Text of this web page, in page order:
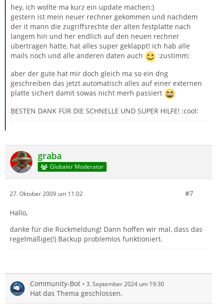
hey, ich wollte ma kurz ein update machen:)
gestern ist mein neuer rechner gekommen und nachdem
der it mann die zugriffsrechte der alten festplatte nach
langem hin und her endlich auf den neuen rechner
übertragen hatte, hat alles super geklappt! ich hab alle
mails noch und alle anderen daten auch
:zustimm:
aber der gute hat mir doch gleich ma so ein dng
geschreiben das jetzt automatisch alles auf einer externen
platte sichert damit sowas nicht merh passiert
BESTEN DANK FÜR DIE SCHNELLE UND SUPER HILFE! :cool:
graba
Globaler Moderator
27. Oktober 2009 um 11:02 #7
Hallo,
danke für die Rückmeldung! Dann hoffen wir mal, dass das
regelmäßige(!) Backup problemlos funktioniert.
Community-Bot 3. September 2024 um 19:30
Hat das Thema geschlossen.